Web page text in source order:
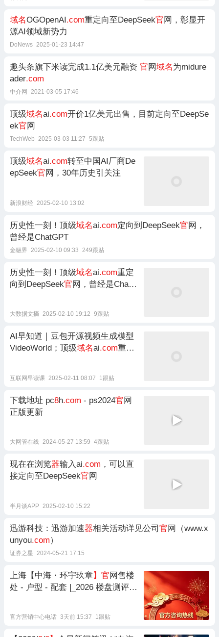
域名OGOpenAI .com重定向至DeepSeek官网，彰显开
源AI领域新势力
DoNews 2025-01-23 14:47
趣头条旗下米读完成1.1亿美元融资 官网域名为midure
ader.com
中介网 2021-03-05 17:46
顶级域名ai.com开价1亿美元出售，目前定向至DeepSe
ek官网
TechWeb 2025-03-03 11:27 5跟贴
顶级域名ai.com转至中国AI厂商De
epSeek官网，30年历史引关注
新浪财经 2025-02-10 13:02
历史性一刻！顶级域名ai.com定向到DeepSeek官网，
曾经是ChatGPT
金融界 2025-02-10 09:33 249跟贴
历史性一刻！顶级域名ai.com重定
向到DeepSeek官网，曾经是ChatG
大数据文摘 2025-02-10 19:12 9跟贴
AI早知道｜豆包开源视频生成模型
VideoWorld；顶级域名ai.com重定
互联网早读课 2025-02-11 08:07 1跟贴
下载地址 pc8h.com - ps2024官网
正版更新
大网管在线 2024-05-27 13:59 4跟贴
现在在浏览器输入ai.com ，可以直
接定向至DeepSeek官网
半月谈APP 2025-02-10 15:22
迅游科技：迅游加速器相关活动详见公司 官网（www.x
unyou.com）
证券之星 2024-05-21 17:15
上海【中海・环宇玖章】官网售楼
处 - 户型 - 配套 |_2026 楼盘测评 +
易 热搜
官方营销中心电话 3天前 15:37 1跟贴